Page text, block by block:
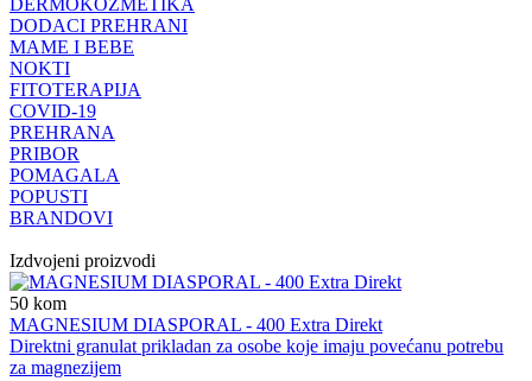
DERMOKOZMETIKA
DODACI PREHRANI
MAME I BEBE
NOKTI
FITOTERAPIJA
COVID-19
PREHRANA
PRIBOR
POMAGALA
POPUSTI
BRANDOVI
Izdvojeni proizvodi
50 kom
MAGNESIUM DIASPORAL - 400 Extra Direkt
Direktni granulat prikladan za osobe koje imaju povećanu potrebu
za magnezijem